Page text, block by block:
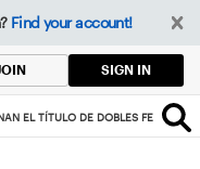
Find your account!
JOIN SIGN IN
EL TÍTULO DE DOBLES